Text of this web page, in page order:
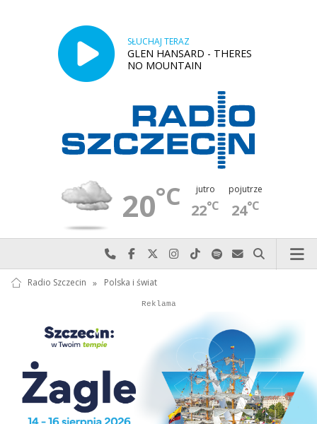
SŁUCHAJ TERAZ
GLEN HANSARD - THERES
NO MOUNTAIN
20°C jutro
22°C
pojutrze
24°C
Najlepiej po prostu do nas zadzwoń
Odwiedź nas na Facebook-u
Odwiedź nas na X
Odwiedź nas na Instagram-ie
Odwiedź nas na TikTok-u
Szukaj nas na Spotify
Wyślij do nas
Szukaj
Radio Szczecin » Polska i świat
Autopromocja
Reklama
Autopromocja